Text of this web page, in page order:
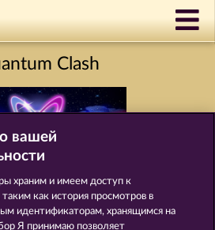
Clash
вашей
храним и имеем доступ к
как история просмотров в
идентификаторам, хранящимся на
Я принимаю позволяет